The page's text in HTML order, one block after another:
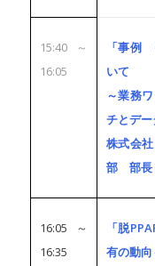
15:40～
16:05
「事例
いて
～業務
チとデー
株式会
部 部
16:05～
16:35
「脱
有の動向